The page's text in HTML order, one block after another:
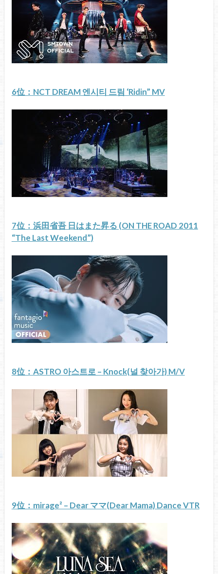
6位：NCT DREAM 엔시티 드림 ‘Ridin” MV
7位：浜田省吾 日はまた昇る (ON THE ROAD 2011
“The Last Weekend”)
8位：ASTRO 아스트로 – Knock(널 찾아가) M/V
9位：mirage² – Dear ママ(Dear Mama) Dance VTR